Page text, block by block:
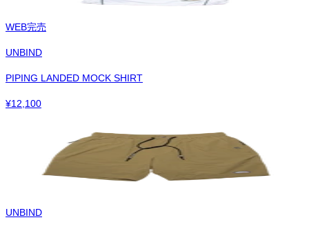
WEB完売
UNBIND
PIPING LANDED MOCK SHIRT
¥12,100
UNBIND